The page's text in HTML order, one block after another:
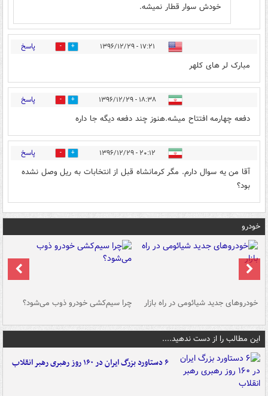
خودش سوار قطار نمیشه.
۱۷:۲۱ - ۱۳۹۶/۱۲/۲۹ 0 پاسخ
مبارک لر های کلهر
۱۸:۳۸ - ۱۳۹۶/۱۲/۲۹ 2 پاسخ
دفعه چهارمه افتتاح میشه.هنوز چند دفعه دیگه جا داره
۲۰:۱۲ - ۱۳۹۶/۱۲/۲۹ 1 پاسخ
آقا من یه سوال دارم. مگر کرمانشاه قبل از انتخابات به ریل وصل نشده
بود؟
خودرو
خودروهای جدید شیائومی در راه بازار چرا سیم‌کشی خودرو ذوب می‌شود؟
این مطالب را از دست ندهید....
۶ دستاورد بزرگ ایران در ۱۶۰ روز رهبری رهبر انقلاب